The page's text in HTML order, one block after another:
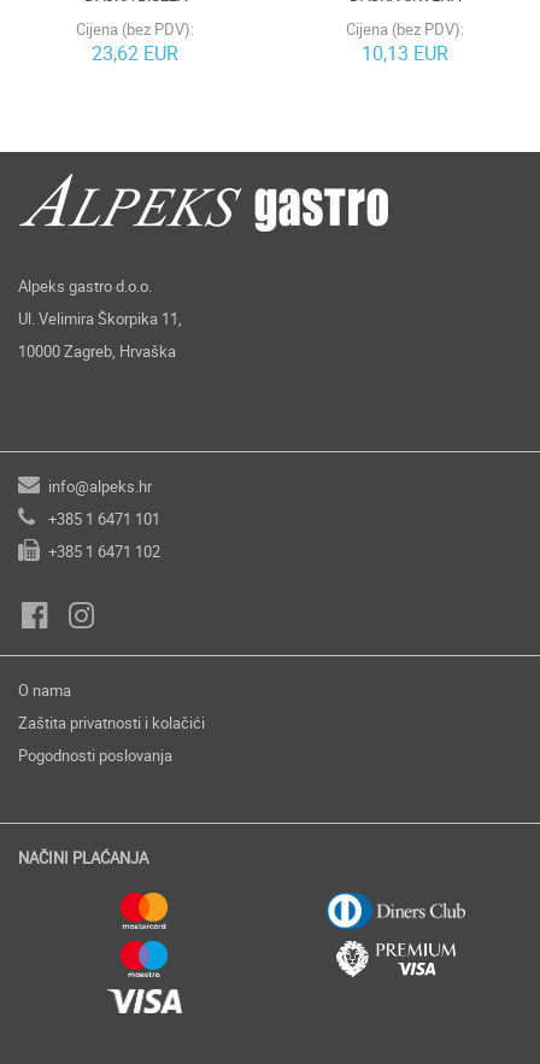
Cijena (bez PDV):
23,62 EUR
Cijena (bez PDV):
10,13 EUR
Alpeks gastro d.o.o.
Ul. Velimira Škorpika 11,
10000 Zagreb, Hrvaška
info@alpeks.hr
+385 1 6471 101
+385 1 6471 102
O nama
Zaštita privatnosti i kolačići
Pogodnosti poslovanja
NAČINI PLAĆANJA